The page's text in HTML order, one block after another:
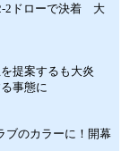
2ドローで決着 大
提案するも大炎
事態に
ブのカラーに！開幕